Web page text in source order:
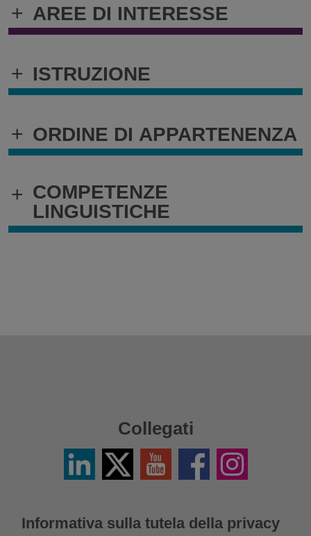
+ AREE DI INTERESSE
+ ISTRUZIONE
+ ORDINE DI APPARTENENZA
+ COMPETENZE
LINGUISTICHE
Informativa sulla tutela della privacy
Collegati
LinkedInTwitter
X
YouTube FacebookInstagram